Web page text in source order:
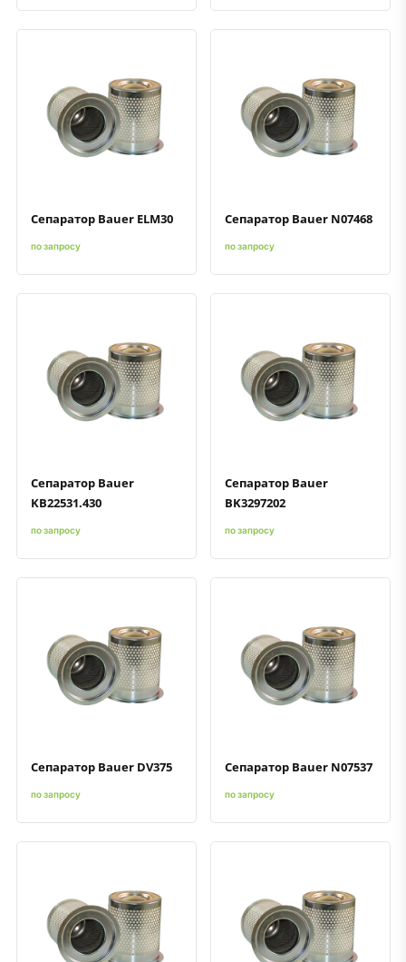
Быстрый просмотрДобавить к сравнению
Добавить в избранное
Сепаратор Bauer ELM30
по запросу
Быстрый просмотрДобавить к сравнению
Добавить в избранное
Сепаратор Bauer N07468
по запросу
Быстрый просмотрДобавить к сравнению
Добавить в избранное
Сепаратор Bauer
KB22531.430
по запросу
Быстрый просмотрДобавить к сравнению
Добавить в избранное
Сепаратор Bauer
BK3297202
по запросу
Быстрый просмотрДобавить к сравнению
Добавить в избранное
Сепаратор Bauer DV375
по запросу
Быстрый просмотрДобавить к сравнению
Добавить в избранное
Сепаратор Bauer N07537
по запросу
Быстрый просмотрДобавить к сравнению
Добавить в избранное Быстрый просмотрДобавить к сравнению
Добавить в избранное